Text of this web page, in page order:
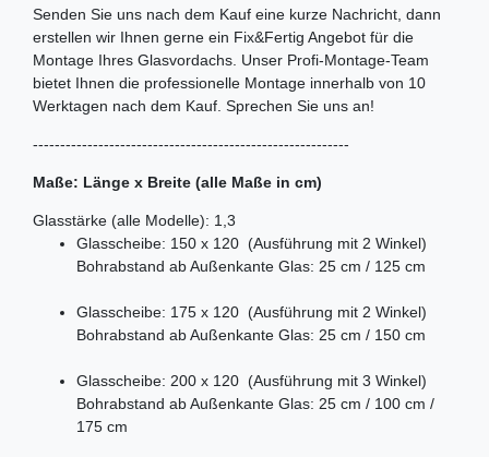
Senden Sie uns nach dem Kauf eine kurze Nachricht, dann
erstellen wir Ihnen gerne ein Fix&Fertig Angebot für die
Montage Ihres Glasvordachs. Unser Profi-Montage-Team
bietet Ihnen die professionelle Montage innerhalb von 10
Werktagen nach dem Kauf. Sprechen Sie uns an!
----------------------------------------------------------
Maße: Länge x Breite (alle Maße in cm)
Glasstärke (alle Modelle): 1,3
Glasscheibe: 150 x 120 (Ausführung mit 2 Winkel)
Bohrabstand ab Außenkante Glas: 25 cm / 125 cm
Glasscheibe: 175 x 120 (Ausführung mit 2 Winkel)
Bohrabstand ab Außenkante Glas: 25 cm / 150 cm
Glasscheibe: 200 x 120 (Ausführung mit 3 Winkel)
Bohrabstand ab Außenkante Glas: 25 cm / 100 cm /
175 cm